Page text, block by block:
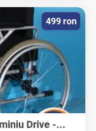
Drive -...
499 ron